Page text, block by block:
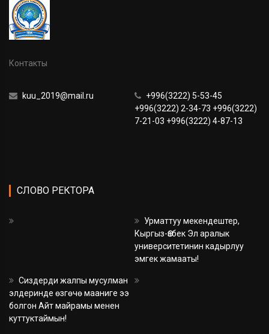
Контакты
kuu_2019@mail.ru
+996(3222) 5-53-45
+996(3222) 2-34-73 +996(3222)
7-21-03 +996(3222) 4-87-13
СЛОВО РЕКТОРА
Урматтуу мекендештер,
Кыргыз-Өзбек Эл аралык
университетинин кадырлуу
эмгек жамааты!
Сиздерди жалпы мусулман
элдеринде өзгөчө мааниге ээ
болгон Айт майрамы менен
куттуктаймын!